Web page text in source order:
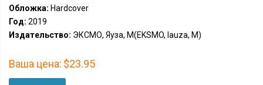
Обложка: Hardcover
Год: 2019
Издательство: ЭКСМО, Яуза, М(EKSMO, Iauza, M)
Ваша цена: $23.95